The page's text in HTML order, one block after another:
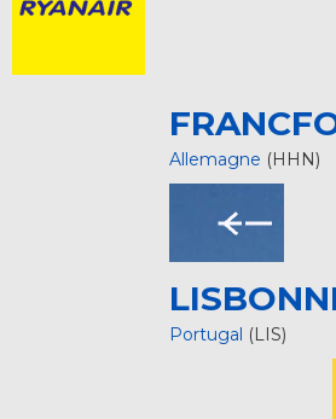
Allemagne (HHN)
Portugal (LIS)